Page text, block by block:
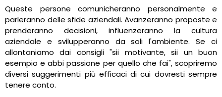
Queste persone comunicheranno personalmente e
parleranno delle sfide aziendali. Avanzeranno proposte e
prenderanno decisioni, influenzeranno la cultura
aziendale e svilupperanno da soli l'ambiente. Se ci
allontaniamo dai consigli "sii motivante, sii un buon
esempio e abbi passione per quello che fai", scopriremo
diversi suggerimenti più efficaci di cui dovresti sempre
tenere conto.